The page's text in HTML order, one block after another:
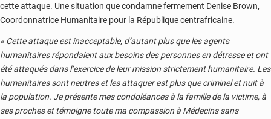
cette attaque. Une situation que condamne fermement Denise Brown,
Coordonnatrice Humanitaire pour la République centrafricaine.
« Cette attaque est inacceptable, d’autant plus que les agents
humanitaires répondaient aux besoins des personnes en détresse et ont
été attaqués dans l’exercice de leur mission strictement humanitaire. Les
humanitaires sont neutres et les attaquer est plus que criminel et nuit à
la population. Je présente mes condoléances à la famille de la victime, à
ses proches et témoigne toute ma compassion à Médecins sans